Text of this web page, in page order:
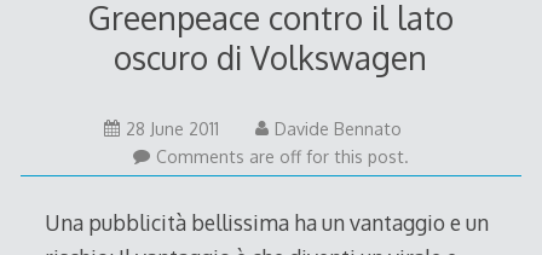
Greenpeace contro il lato
oscuro di Volkswagen
28 June 201129
June
2011
Davide Bennato
Comments are off for this post.
Una pubblicità bellissima ha un vantaggio e un